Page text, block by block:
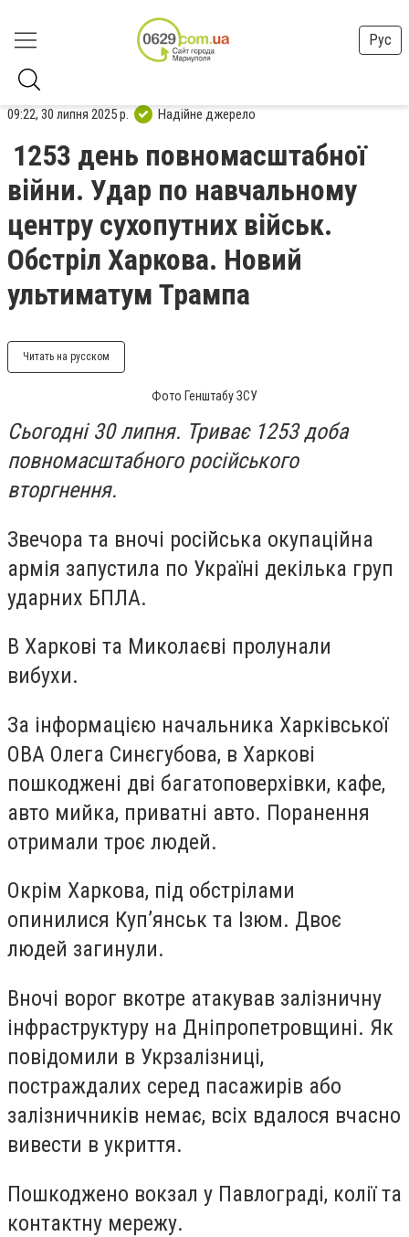
Рус
09:22, 30 липня 2025 р. Надійне джерело
1253 день повномасштабної
війни. Удар по навчальному
центру сухопутних військ.
Обстріл Харкова. Новий
ультиматум Трампа
Читать на русском
Фото Генштабу ЗСУ
Сьогодні 30 липня. Триває 1253 доба
повномасштабного російського
вторгнення.
Звечора та вночі російська окупаційна
армія запустила по Україні декілька груп
ударних БПЛА.
В Харкові та Миколаєві пролунали
вибухи.
За інформацією начальника Харківської
ОВА Олега Синєгубова, в Харкові
пошкоджені дві багатоповерхівки, кафе,
авто мийка, приватні авто. Поранення
отримали троє людей.
Окрім Харкова, під обстрілами
опинилися Куп’янськ та Ізюм. Двоє
людей загинули.
Вночі ворог вкотре атакував залізничну
інфраструктуру на Дніпропетровщині. Як
повідомили в Укрзалізниці,
постраждалих серед пасажирів або
залізничників немає, всіх вдалося вчасно
вивести в укриття.
Пошкоджено вокзал у Павлограді, колії та
контактну мережу.